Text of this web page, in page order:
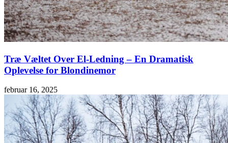
Træ Væltet Over El-Ledning – En Dramatisk
Oplevelse for Blondinemor
februar 16, 2025